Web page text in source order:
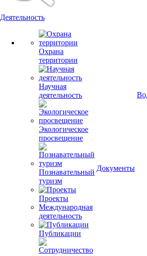
Деятельность
Охрана
территории
Научная
деятельность
Экологическое
просвещение
Познавательный
туризм
Проекты
Международная
деятельность
Публикации
Документы